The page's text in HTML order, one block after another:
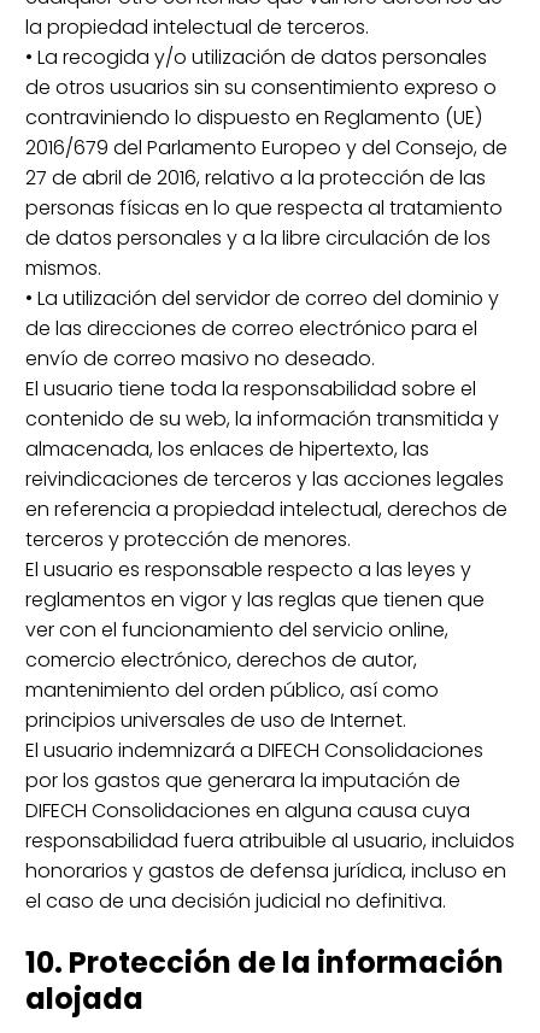
la propiedad intelectual de terceros.
• La recogida y/o utilización de datos personales
de otros usuarios sin su consentimiento expreso o
contraviniendo lo dispuesto en Reglamento (UE)
2016/679 del Parlamento Europeo y del Consejo, de
27 de abril de 2016, relativo a la protección de las
personas físicas en lo que respecta al tratamiento
de datos personales y a la libre circulación de los
mismos.
• La utilización del servidor de correo del dominio y
de las direcciones de correo electrónico para el
envío de correo masivo no deseado.
El usuario tiene toda la responsabilidad sobre el
contenido de su web, la información transmitida y
almacenada, los enlaces de hipertexto, las
reivindicaciones de terceros y las acciones legales
en referencia a propiedad intelectual, derechos de
terceros y protección de menores.
El usuario es responsable respecto a las leyes y
reglamentos en vigor y las reglas que tienen que
ver con el funcionamiento del servicio online,
comercio electrónico, derechos de autor,
mantenimiento del orden público, así como
principios universales de uso de Internet.
El usuario indemnizará a DIFECH Consolidaciones
por los gastos que generara la imputación de
DIFECH Consolidaciones en alguna causa cuya
responsabilidad fuera atribuible al usuario, incluidos
honorarios y gastos de defensa jurídica, incluso en
el caso de una decisión judicial no definitiva.
10. Protección de la información
alojada